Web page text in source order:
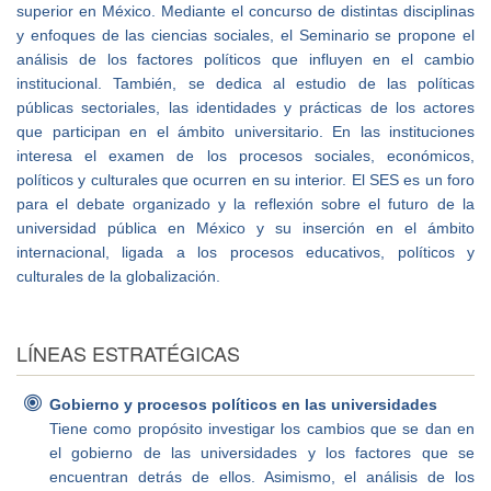
superior en México. Mediante el concurso de distintas disciplinas
y enfoques de las ciencias sociales, el Seminario se propone el
análisis de los factores políticos que influyen en el cambio
institucional. También, se dedica al estudio de las políticas
públicas sectoriales, las identidades y prácticas de los actores
que participan en el ámbito universitario. En las instituciones
interesa el examen de los procesos sociales, económicos,
políticos y culturales que ocurren en su interior. El SES es un foro
para el debate organizado y la reflexión sobre el futuro de la
universidad pública en México y su inserción en el ámbito
internacional, ligada a los procesos educativos, políticos y
culturales de la globalización.
LÍNEAS ESTRATÉGICAS
Gobierno y procesos políticos en las universidades
Tiene como propósito investigar los cambios que se dan en
el gobierno de las universidades y los factores que se
encuentran detrás de ellos. Asimismo, el análisis de los